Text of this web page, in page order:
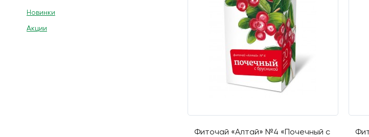
четырехраздельная
Новинки
Акции
Фиточай «Алтай» №4 «Почечный с